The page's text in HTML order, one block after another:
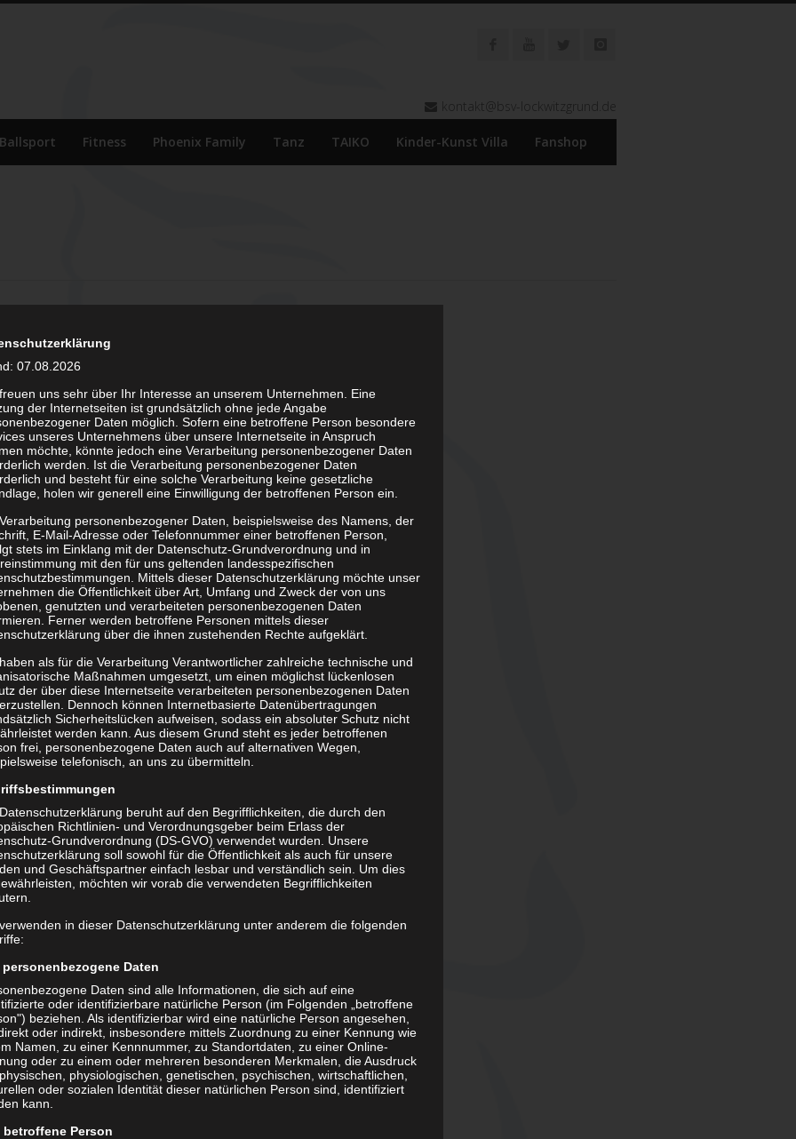
kontakt@bsv-lockwitzgrund.de
Ballsport Fitness Phoenix Family Tanz TAIKO Kinder-Kunst Villa Fanshop
durch den Verein, besteht die Möglichkeit das Fussballfeld,
für die eigenen Nutzung zu mieten. Nimm dazu einfach
07.08.2026
uns sehr über Ihr Interesse an unserem Unternehmen. Eine
der Internetseiten ist grundsätzlich ohne jede Angabe
Daten möglich. Sofern eine betroffene Person besondere
unseres Unternehmens über unsere Internetseite in Anspruch
möchte, könnte jedoch eine Verarbeitung personenbezogener Daten
werden. Ist die Verarbeitung personenbezogener Daten
und besteht für eine solche Verarbeitung keine gesetzliche
holen wir generell eine Einwilligung der betroffenen Person ein.
personenbezogener Daten, beispielsweise des Namens, der
E-Mail-Adresse oder Telefonnummer einer betroffenen Person,
stets im Einklang mit der Datenschutz-Grundverordnung und in
mit den für uns geltenden landesspezifischen
Mittels dieser Datenschutzerklärung möchte unser
die Öffentlichkeit über Art, Umfang und Zweck der von uns
genutzten und verarbeiteten personenbezogenen Daten
Ferner werden betroffene Personen mittels dieser
über die ihnen zustehenden Rechte aufgeklärt.
als für die Verarbeitung Verantwortlicher zahlreiche technische und
Maßnahmen umgesetzt, um einen möglichst lückenlosen
der über diese Internetseite verarbeiteten personenbezogenen Daten
Dennoch können Internetbasierte Datenübertragungen
Sicherheitslücken aufweisen, sodass ein absoluter Schutz nicht
werden kann. Aus diesem Grund steht es jeder betroffenen
frei, personenbezogene Daten auch auf alternativen Wegen,
telefonisch, an uns zu übermitteln.
beruht auf den Begrifflichkeiten, die durch den
Richtlinien- und Verordnungsgeber beim Erlass der
Grundverordnung (DS-GVO) verwendet wurden. Unsere
soll sowohl für die Öffentlichkeit als auch für unsere
und Geschäftspartner einfach lesbar und verständlich sein. Um dies
möchten wir vorab die verwendeten Begrifflichkeiten
in dieser Datenschutzerklärung unter anderem die folgenden
Daten
Daten sind alle Informationen, die sich auf eine
oder identifizierbare natürliche Person (im Folgenden „betroffene
beziehen. Als identifizierbar wird eine natürliche Person angesehen,
oder indirekt, insbesondere mittels Zuordnung zu einer Kennung wie
Namen, zu einer Kennnummer, zu Standortdaten, zu einer Online-
oder zu einem oder mehreren besonderen Merkmalen, die Ausdruck
physiologischen, genetischen, psychischen, wirtschaftlichen,
oder sozialen Identität dieser natürlichen Person sind, identifiziert
kann.
Person